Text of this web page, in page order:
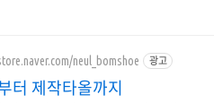
neul_bomshoe 광고
터 제작타올까지